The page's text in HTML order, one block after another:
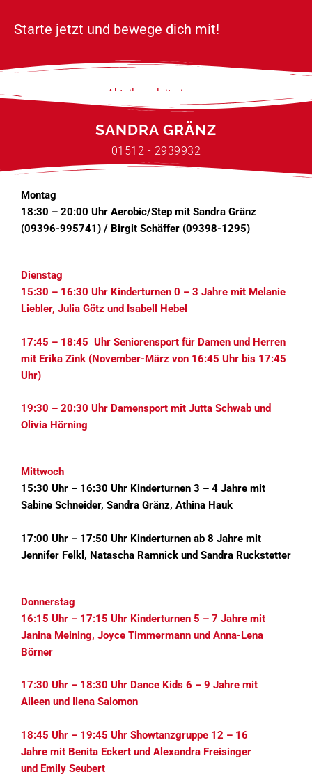
Starte jetzt und bewege dich mit!
Abteilungsleiterinnen
SANDRA GRÄNZ
01512 - 2939932
Montag
18:30 – 20:00 Uhr Aerobic/Step mit Sandra Gränz
(09396-995741) / Birgit Schäffer (09398-1295)
Dienstag
15:30 – 16:30 Uhr Kinderturnen 0 – 3 Jahre mit Melanie
Liebler, Julia Götz und Isabell Hebel
17:45 – 18:45 Uhr Seniorensport für Damen und Herren
mit Erika Zink (November-März von 16:45 Uhr bis 17:45
Uhr)
19:30 – 20:30 Uhr Damensport mit Jutta Schwab und
Olivia Hörning
Mittwoch
15:30 Uhr – 16:30 Uhr Kinderturnen 3 – 4 Jahre mit
Sabine Schneider, Sandra Gränz, Athina Hauk
17:00 Uhr – 17:50 Uhr Kinderturnen ab 8 Jahre mit
Jennifer Felkl, Natascha Ramnick und Sandra Ruckstetter
Donnerstag
16:15 Uhr – 17:15 Uhr Kinderturnen 5 – 7 Jahre mit
Janina Meining, Joyce Timmermann und Anna-Lena
Börner
17:30 Uhr – 18:30 Uhr Dance Kids 6 – 9 Jahre mit
Aileen und Ilena Salomon
18:45 Uhr – 19:45 Uhr Showtanzgruppe 12 – 16
Jahre mit Benita Eckert und Alexandra Freisinger
und Emily Seubert